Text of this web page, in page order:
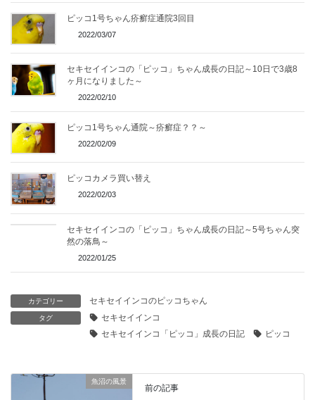
ピッコ1号ちゃん疥癬症通院3回目
2022/03/07
セキセイインコの「ピッコ」ちゃん成長の日記～10日で3歳8
ヶ月になりました～
2022/02/10
ピッコ1号ちゃん通院～疥癬症？？～
2022/02/09
ピッコカメラ買い替え
2022/02/03
セキセイインコの「ピッコ」ちゃん成長の日記～5号ちゃん突
然の落鳥～
2022/01/25
カテゴリー セキセイインコのピッコちゃん
タグ
セキセイインコ
セキセイインコ「ピッコ」成長の日記
ピッコ
魚沼の風景
前の記事